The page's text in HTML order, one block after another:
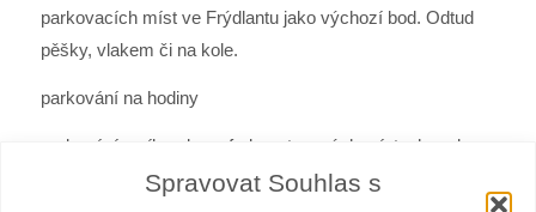
Spravovat Souhlas s
parkovacích míst ve Frýdlantu jako výchozí bod. Odtud
pěšky, vlakem či na kole.
parkování na hodiny
parkování o víkendu na frekventovaných místech pod
kopcem zpoplatnit !